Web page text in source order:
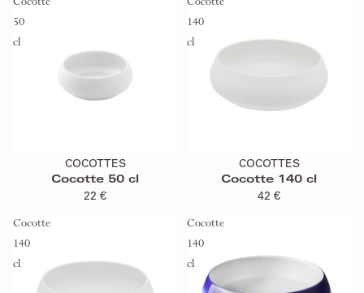
Cocotte
50
cl
COCOTTES
Cocotte 50 cl
22 €
Cocotte
140
cl
COCOTTES
Cocotte 140 cl
42 €
Cocotte
140
cl
Cocotte
140
cl